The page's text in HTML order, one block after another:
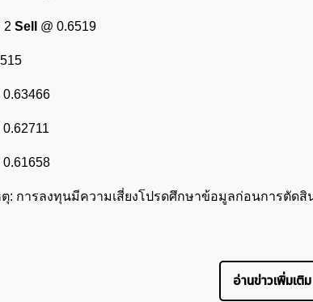
2 Sell @ 0.6519
0.63466
0.61658
ตุ: การลงทุนมีความเสี่ยงโปรดศึกษาข้อมูลก่อนการตัดสิ
อ่านข่าวเพิ่มเติ